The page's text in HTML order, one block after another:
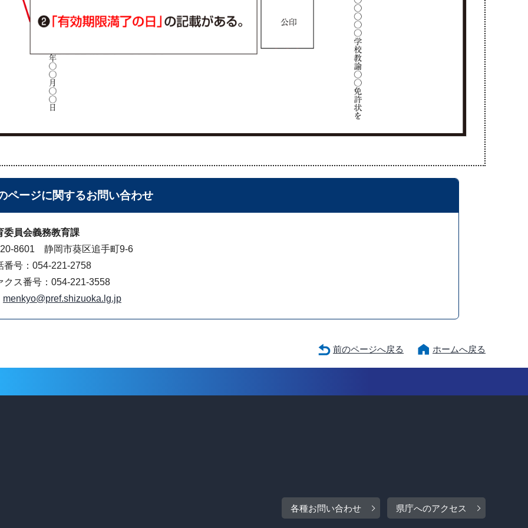
ページに関するお問い合わせ
委員会義務教育課
8601 静岡市葵区追手町9-6
番号：054-221-2758
クス番号：054-221-3558
menkyo@pref.shizuoka.lg.jp
前のページへ戻る ホームへ戻る
各種お問い合わせ 県庁へのアクセス